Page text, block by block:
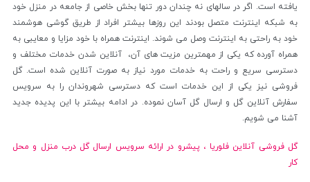
یافته است. اگر در سالهای نه چندان دور تنها بخش خاصی از جامعه در منزل خود
به شبکه اینترنت متصل بودند این روزها بیشتر افراد از طریق گوشی هوشمند
خود به راحتی به اینترنت وصل می شوند. اینترنت همراه با خود مزایا و معایبی به
همراه آورده که یکی از مهمترین مزیت های آن، آنلاین شدن خدمات مختلف و
دسترسی سریع و راحت به خدمات مورد نیاز به صورت آنلاین شده است. گل
فروشی نیز یکی از این خدمات است که دسترسی شهروندان را به سرویس
سفارش آنلاین گل و ارسال گل آسان نموده. در ادامه بیشتر با این پدیده جدید
آشنا می شویم.
گل فروشی آنلاین فلوریا ، پیشرو در ارائه سرویس ارسال گل درب منزل و محل
کار